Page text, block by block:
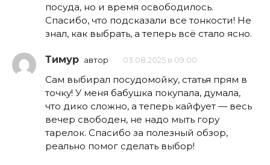
посуда, но и время освободилось.
Спасибо, что подсказали все тонкости! Не
знал, как выбрать, а теперь всё стало ясно.
Тимур автор 03.08.2025 в 09:00
Сам выбирал посудомойку, статья прям в
точку! У меня бабушка покупала, думала,
что дико сложно, а теперь кайфует — весь
вечер свободен, не надо мыть гору
тарелок. Спасибо за полезный обзор,
реально помог сделать выбор!